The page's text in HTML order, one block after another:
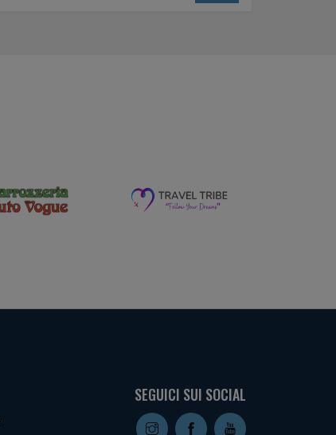
SEGUICI SUI SOCIAL